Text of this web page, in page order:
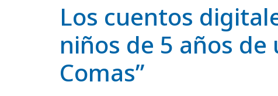
Los cuentos
niños de 5 años
Comas”